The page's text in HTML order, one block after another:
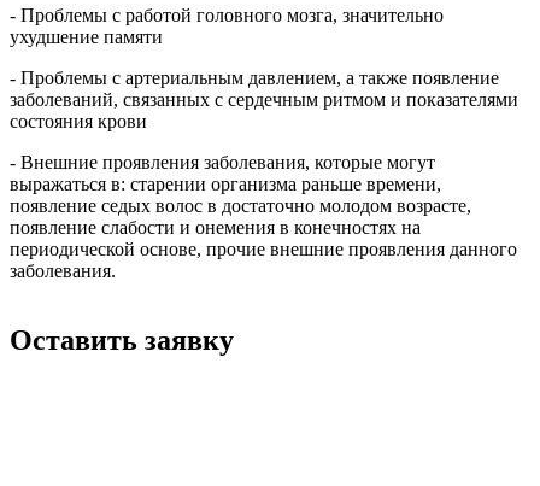
- Проблемы с работой головного мозга, значительно
ухудшение памяти
- Проблемы с артериальным давлением, а также появление
заболеваний, связанных с сердечным ритмом и показателями
состояния крови
- Внешние проявления заболевания, которые могут
выражаться в: старении организма раньше времени,
появление седых волос в достаточно молодом возрасте,
появление слабости и онемения в конечностях на
периодической основе, прочие внешние проявления данного
заболевания.
Оставить заявку